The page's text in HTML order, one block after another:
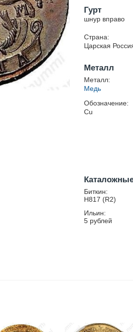
Гурт
шнур вправо
Страна:
Царская
Металл
Металл:
Медь
Обозначение:
Cu
Биткин:
H817 (R2)
Ильин:
5 рублей